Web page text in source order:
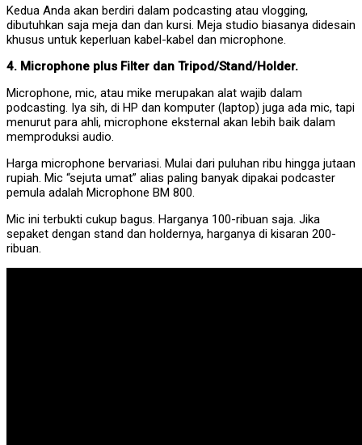
Kedua Anda akan berdiri dalam podcasting atau vlogging,
dibutuhkan saja meja dan dan kursi. Meja studio biasanya didesain
khusus untuk keperluan kabel-kabel dan microphone.
4. Microphone plus Filter dan Tripod/Stand/Holder.
Microphone, mic, atau mike merupakan alat wajib dalam
podcasting. Iya sih, di HP dan komputer (laptop) juga ada mic, tapi
menurut para ahli, microphone eksternal akan lebih baik dalam
memproduksi audio.
Harga microphone bervariasi. Mulai dari puluhan ribu hingga jutaan
rupiah. Mic “sejuta umat” alias paling banyak dipakai podcaster
pemula adalah Microphone BM 800.
Mic ini terbukti cukup bagus. Harganya 100-ribuan saja. Jika
sepaket dengan stand dan holdernya, harganya di kisaran 200-
ribuan.